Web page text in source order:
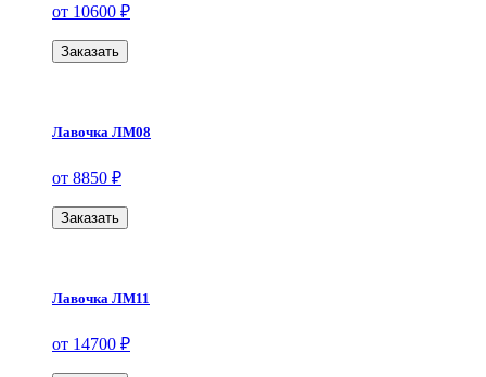
от 10600 ₽
Заказать
Лавочка ЛМ08
от 8850 ₽
Заказать
Лавочка ЛМ11
от 14700 ₽